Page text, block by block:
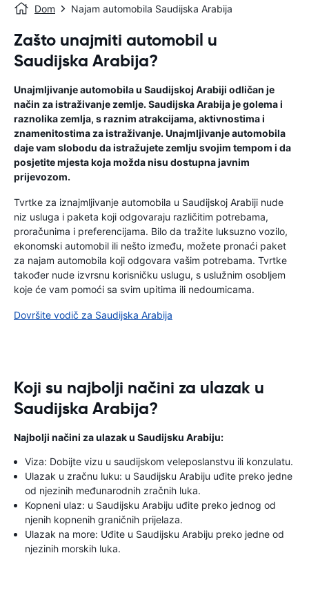
Dom Najam automobila Saudijska Arabija
Zašto unajmiti automobil u
Saudijska Arabija?
Unajmljivanje automobila u Saudijskoj Arabiji odličan je
način za istraživanje zemlje. Saudijska Arabija je golema i
raznolika zemlja, s raznim atrakcijama, aktivnostima i
znamenitostima za istraživanje. Unajmljivanje automobila
daje vam slobodu da istražujete zemlju svojim tempom i da
posjetite mjesta koja možda nisu dostupna javnim
prijevozom.
Tvrtke za iznajmljivanje automobila u Saudijskoj Arabiji nude
niz usluga i paketa koji odgovaraju različitim potrebama,
proračunima i preferencijama. Bilo da tražite luksuzno vozilo,
ekonomski automobil ili nešto između, možete pronaći paket
za najam automobila koji odgovara vašim potrebama. Tvrtke
također nude izvrsnu korisničku uslugu, s uslužnim osobljem
koje će vam pomoći sa svim upitima ili nedoumicama.
Dovršite vodič za Saudijska Arabija
Koji su najbolji načini za ulazak u
Saudijska Arabija?
Najbolji načini za ulazak u Saudijsku Arabiju:
Viza: Dobijte vizu u saudijskom veleposlanstvu ili konzulatu.
Ulazak u zračnu luku: u Saudijsku Arabiju uđite preko jedne
od njezinih međunarodnih zračnih luka.
Kopneni ulaz: u Saudijsku Arabiju uđite preko jednog od
njenih kopnenih graničnih prijelaza.
Ulazak na more: Uđite u Saudijsku Arabiju preko jedne od
njezinih morskih luka.